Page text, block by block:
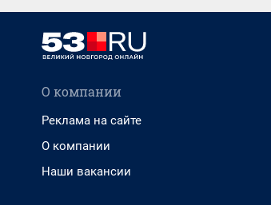
О компании
Реклама на сайте
О компании
Наши вакансии